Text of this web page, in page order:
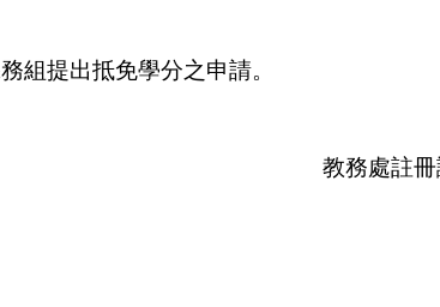
組提出抵免學分之申請。
教務處註